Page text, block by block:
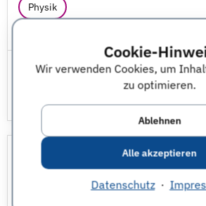
Cookie-
Wir verwenden Cookies, um
zu optimieren.
Ablehnen
Alle akzeptieren
Datenschutz·
Physik
Ausbildung zum
d) - 2027